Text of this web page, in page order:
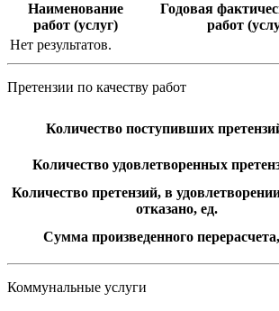
Наименование
работ (услуг)
Годовая
работ
Нет результатов.
Претензии по качеству работ
Количество поступивших
Количество удовлетворенных
Количество претензий, в
отказано, ед.
Сумма произведенного
Коммунальные услуги